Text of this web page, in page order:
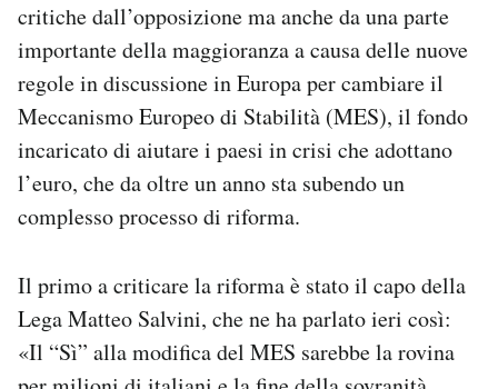
AREA PERSONALE
Area Personale
Newsletter
Notifiche mobile
Regala il Post
critiche dall’opposizione ma anche da una parte
importante della maggioranza a causa delle nuove
regole in discussione in Europa per cambiare il
Meccanismo Europeo di Stabilità (MES), il fondo
incaricato di aiutare i paesi in crisi che adottano
l’euro, che da oltre un anno sta subendo un
complesso processo di riforma.
Il primo a criticare la riforma è stato il capo della
Lega Matteo Salvini, che ne ha parlato ieri così:
«Il “Sì” alla modifica del MES sarebbe la rovina